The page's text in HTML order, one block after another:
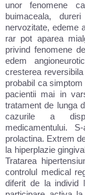
unor fenomene
buimaceala,
nervozitate, edeme
rar pot aparea
privind fenomene
edem
cresterea
probabil ca
pacientii mai in
tratament de lunga
cazurile a
medicamentului.
prolactina. Extrem
la hiperplazie
Tratarea
controlul medical
diferit de la individ